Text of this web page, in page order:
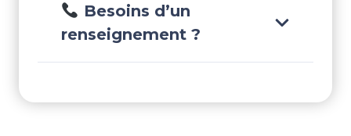
Besoins d’un
renseignement ?